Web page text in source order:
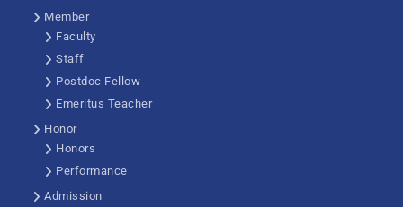
Member
Faculty
Staff
Postdoc Fellow
Emeritus Teacher
Honor
Honors
Performance
Admission